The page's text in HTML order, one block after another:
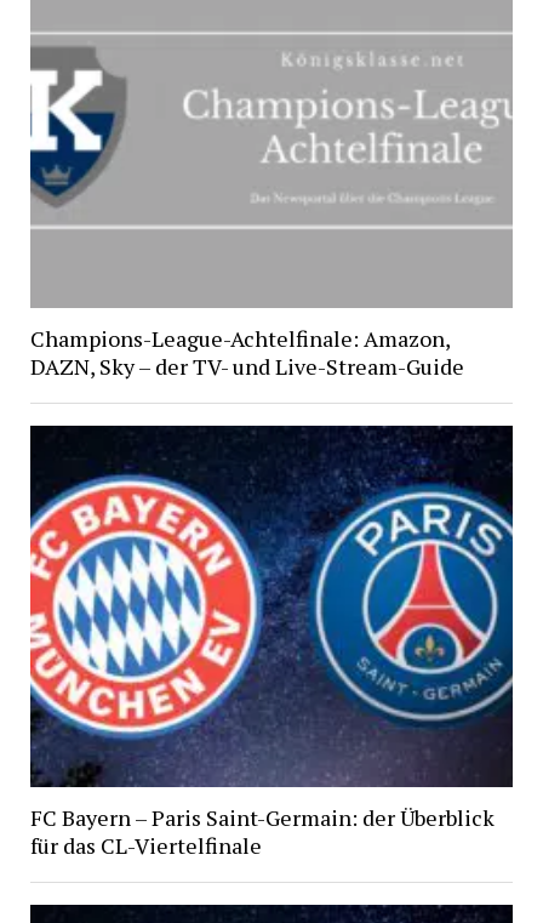
Champions-League-Achtelfinale: Amazon,
DAZN, Sky – der TV- und Live-Stream-Guide
FC Bayern – Paris Saint-Germain: der Überblick
für das CL-Viertelfinale